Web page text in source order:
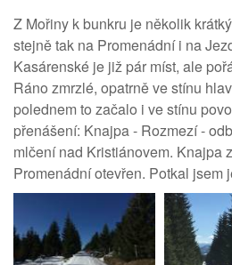
Z Mořiny k bunkru je několik
stejně tak na Promenádní i na
Kasárenské je již pár míst, ale
Ráno zmrzlé, opatrně ve stínu
polednem to začalo i ve stínu
přenášení: Knajpa - Rozmezí -
mlčení nad Kristiánovem. Knajpa
Promenádní otevřen. Potkal jsem